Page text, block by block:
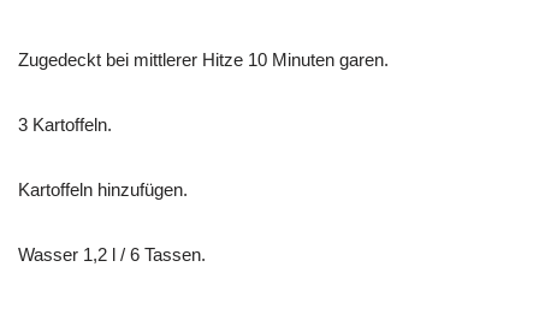
Zugedeckt bei mittlerer Hitze 10 Minuten garen.
3 Kartoffeln.
Kartoffeln hinzufügen.
Wasser 1,2 l / 6 Tassen.